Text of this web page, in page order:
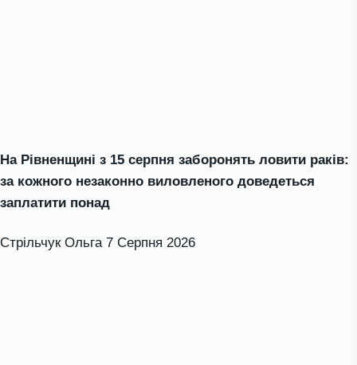
На Рівненщині з 15 серпня заборонять ловити раків:
за кожного незаконно виловленого доведеться
заплатити понад
Стрільчук Ольга 7 Серпня 2026